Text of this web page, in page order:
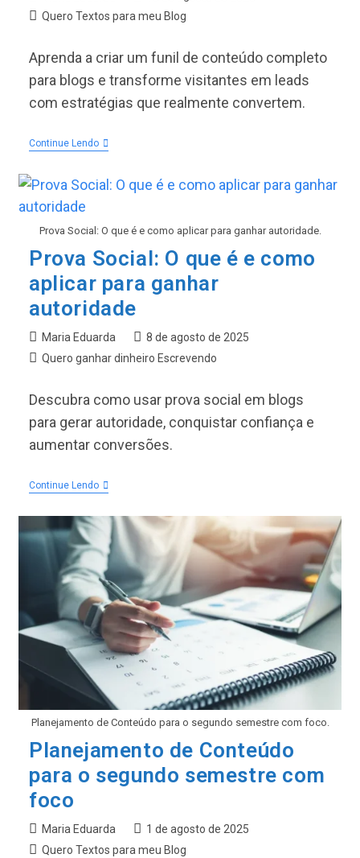
do
publicado:
Categoria
post:
Quero Textos para meu Blog
Aprenda a criar um funil de conteúdo completo
para blogs e transforme visitantes em leads
com estratégias que realmente convertem.
Continue LendoEstratégia
De
Conteúdo
Blogs
Prova Social: O que é e como aplicar para ganhar autoridade.
Prova Social: O que é e como
aplicar para ganhar
autoridade
Autor
do
Maria Eduarda
Post
publicado:
8 de agosto de 2025
Categoria
Quero ganhar dinheiro Escrevendo
Descubra como usar prova social em blogs
para gerar autoridade, conquistar confiança e
aumentar conversões.
Continue LendoProva
Que
E
Como
Aplicar
Para
Ganhar
Autoridade
Planejamento de Conteúdo para o segundo semestre com foco.
Planejamento de Conteúdo
para o segundo semestre com
foco
Autor
do
Maria Eduarda
Post
publicado:
1 de agosto de 2025
Categoria
Quero Textos para meu Blog